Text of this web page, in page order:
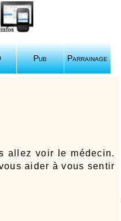
Pub Parrainage
allez voir le médecin.
aider à vous sentir